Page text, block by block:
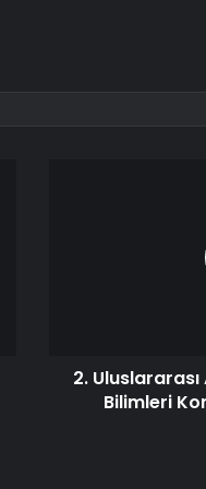
2. Uluslararası
Bilimleri